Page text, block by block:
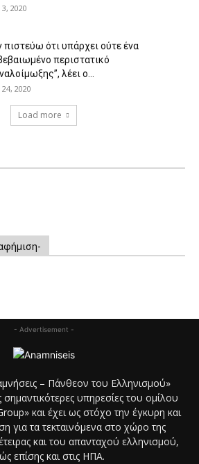
2020
πιστεύω ότι υπάρχει ούτε ένα
περιστατικό
λέει ο...
2020
Load more
- Advertisement -
– Πάνθεον του Ελληνισμού»
σημαντικότερες υπηρεσίες του ομίλου
και έχει ως στόχο την έγκυρη και
για τα τεκταινόμενα στο χώρο της
και του απανταχού ελληνισμού,
επίσης και στις ΗΠΑ.